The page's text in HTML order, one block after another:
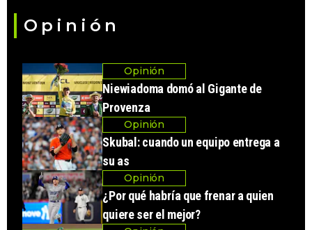
Opinión
Opinión
Niewiadoma domó al Gigante de
Provenza
Opinión
Skubal: cuando un equipo entrega a
su as
Opinión
¿Por qué habría que frenar a quien
quiere ser el mejor?